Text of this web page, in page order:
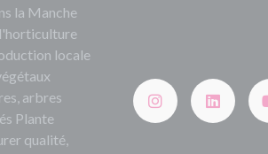
la Manche
l'horticulture
locale
arbres
Plante
qualité,